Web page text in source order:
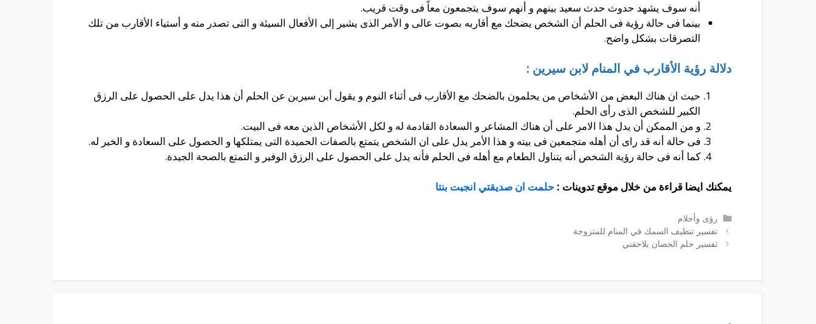
أنه سوف يشهد حدوث حدث سعيد بينهم و أنهم سوف يتجمعون معاً فى وقت قريب.
بينما فى حالة رؤية فى الحلم أن الشخص يضحك مع أقاربه بصوت عالى و الأمر الذى يشير إلى الأفعال السيئة و التى تصدر منه و أستياء الأقارب من تلك
التصرقات بشكل واضح.
دلالة رؤية الأقارب في المنام لابن سيرين :
حيث ان هناك البعض من الأشخاص من يحلمون بالضحك مع الأقارب فى أثناء النوم و يقول أبن سيرين عن الحلم أن هذا يدل على الحصول على الرزق
الكبير للشخص الذى رأى الحلم.
و من الممكن أن يدل هذا الامر على أن هناك المشاعر و السعادة القادمة له و لكل الأشخاص الذين معه فى البيت.
فى حالة أنه قد راى أن أهله متجمعين فى بيته و هذا الأمر يدل على ان الشخص يتمتع بالصفات الحميدة التى يمتلكها و الحصول على السعادة و الخير له.
كما أنه فى حالة رؤية الشخص أنه يتناول الطعام مع أهله فى الحلم فأنه يدل على الحصول على الرزق الوفير و التمتع بالصحة الجيدة.
يمكنك ايضا قراءة من خلال موقع تدوينات : حلمت ان صديقتي انجبت بنتا
التصنيفات
رؤى وأحلام
تفسير تنظيف السمك في المنام للمتزوجة
تفسير حلم الحصان يلاحقني